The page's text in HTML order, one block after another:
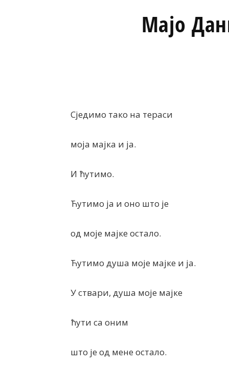
Мајо
Сједимо тако на тераси
моја мајка и ја.
И ћутимо.
Ћутимо ја и оно што је
од моје мајке остало.
Ћутимо душа моје мајке и ја.
У ствари, душа моје мајке
ћути са оним
што је од мене остало.